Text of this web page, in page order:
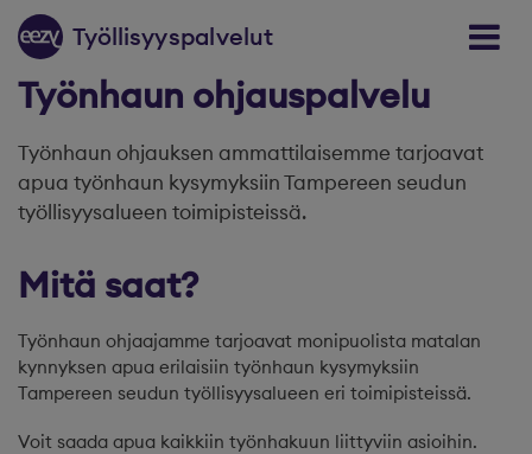
Siirry sisältöön
Työllisyyspalvelut
Työnhaun ohjauspalvelu
Työnhaun ohjauksen ammattilaisemme tarjoavat
apua työnhaun kysymyksiin Tampereen seudun
työllisyysalueen toimipisteissä.
Mitä saat?
Työnhaun ohjaajamme tarjoavat monipuolista matalan
kynnyksen apua erilaisiin työnhaun kysymyksiin
Tampereen seudun työllisyysalueen eri toimipisteissä.
Voit saada apua kaikkiin työnhakuun liittyviin asioihin.